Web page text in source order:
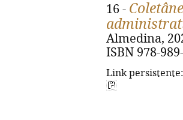
16 -
Almedina,
ISBN 978-
Link